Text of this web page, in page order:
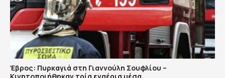
Έβρος: Πυρκαγιά στη Γιαννούλη Σουφλίου –